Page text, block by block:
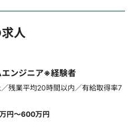
人
エンジニア※経験者
残業平均20時間以内／有給取得率7
円～600万円